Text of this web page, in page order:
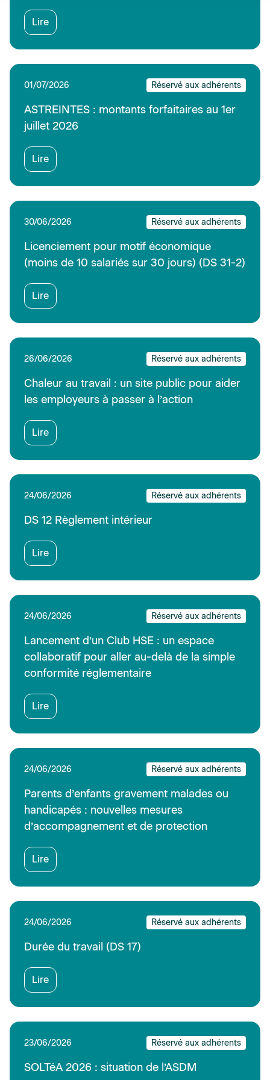
Lire
01/07/2026 Réservé aux adhérents
ASTREINTES : montants forfaitaires au 1er
juillet 2026
Lire
30/06/2026 Réservé aux adhérents
Licenciement pour motif économique
(moins de 10 salariés sur 30 jours) (DS 31-2)
Lire
26/06/2026 Réservé aux adhérents
Chaleur au travail : un site public pour aider
les employeurs à passer à l’action
Lire
24/06/2026 Réservé aux adhérents
DS 12 Règlement intérieur
Lire
24/06/2026 Réservé aux adhérents
Lancement d’un Club HSE : un espace
collaboratif pour aller au-delà de la simple
conformité réglementaire
Lire
24/06/2026 Réservé aux adhérents
Parents d’enfants gravement malades ou
handicapés : nouvelles mesures
d’accompagnement et de protection
Lire
24/06/2026 Réservé aux adhérents
Durée du travail (DS 17)
Lire
23/06/2026 Réservé aux adhérents
SOLTéA 2026 : situation de l’ASDM